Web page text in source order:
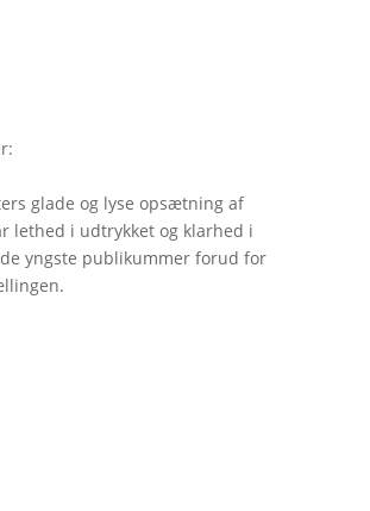
:
glade og lyse opsætning af
lethed i udtrykket og klarhed i
yngste publikummer forud for